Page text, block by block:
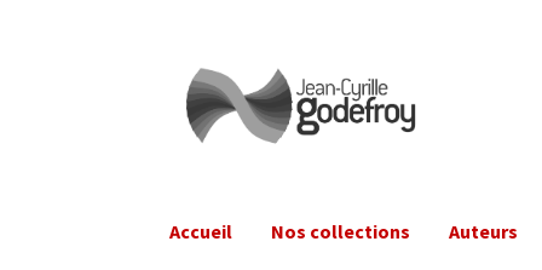
Aller
Aller
au
contenu
Accueil Nos collections Auteurs